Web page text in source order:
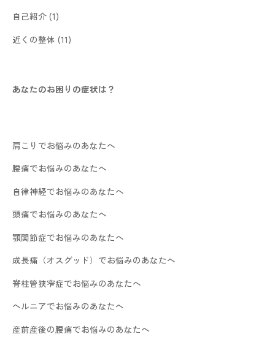
自己紹介 (1)
近くの整体 (11)
あなたのお困りの症状は？
肩こりでお悩みのあなたへ
腰痛でお悩みのあなたへ
自律神経でお悩みのあなたへ
頭痛でお悩みのあなたへ
顎関節症でお悩みのあなたへ
成長痛（オスグッド）でお悩みのあなたへ
脊柱管狭窄症でお悩みのあなたへ
ヘルニアでお悩みのあなたへ
産前産後の腰痛でお悩みのあなたへ